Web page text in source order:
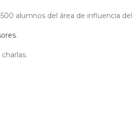
alumnos del área de influencia
.